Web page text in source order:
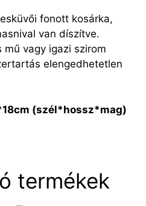
fonott kosárka,
van díszítve.
mű vagy igazi szirom
elengedhetetlen
(szél*hossz*mag)
termékek